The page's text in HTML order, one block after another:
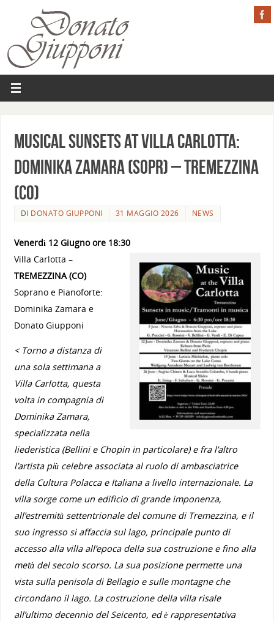
Musical sunsets at Villa Carlotta:
Dominika Zamara (sopr) – TREMEZZINA
(CO)
DI DONATO GIUPPONI 31 MAGGIO 2026 NEWS
Venerdì 12 Giugno ore 18:30
Villa Carlotta –
TREMEZZINA (CO)
Soprano e Pianoforte:
Dominika Zamara e
Donato Giupponi
< Torno a distanza di
una sola settimana a
Villa Carlotta, questa
volta in compagnia di
Dominika Zamara,
specializzata nella
liederistica (Bellini e Chopin in particolare) e fra l’altro
l’artista più celebre associata al ruolo di ambasciatrice
della Cultura Polacca e Italiana a livello internazionale. La
villa sorge come un edificio di grande imponenza,
all’estremità settentrionale del comune di Tremezzina, e il
suo ingresso si affaccia sul lago, principale punto di
accesso alla villa all’epoca della sua costruzione e fino alla
metà del secolo scorso. La sua posizione permette una
vista sulla penisola di Bellagio e sulle montagne che
circondano il lago. La costruzione della villa risale
all’ultimo decennio del Seicento, ed è rappresentativa